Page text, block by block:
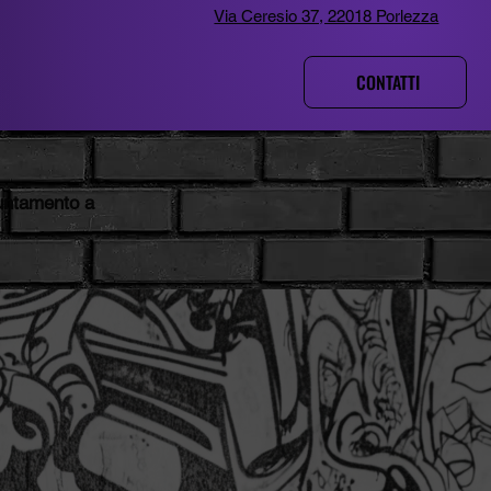
Via Ceresio 37, 22018 Porlezza
CONTATTI
a